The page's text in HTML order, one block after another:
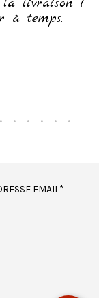
à temps.
EMAIL*